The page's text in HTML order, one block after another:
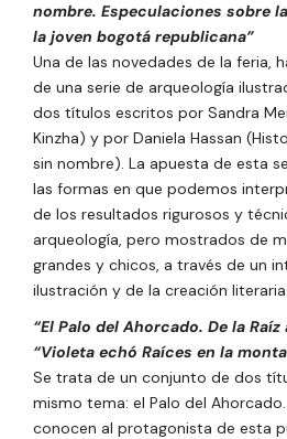
nombre. Especulaciones sobre
la joven bogotá republicana”
Una de las novedades de la feria,
de una serie de arqueología
dos títulos escritos por Sandra
Kinzha) y por Daniela Hassan
sin nombre). La apuesta de esta
las formas en que podemos
de los resultados rigurosos y
arqueología, pero mostrados de
grandes y chicos, a través de un
ilustración y de la creación literaria.
“El Palo del Ahorcado. De la
“Violeta echó Raíces en la
Se trata de un conjunto de dos
mismo tema: el Palo del
conocen al protagonista de esta